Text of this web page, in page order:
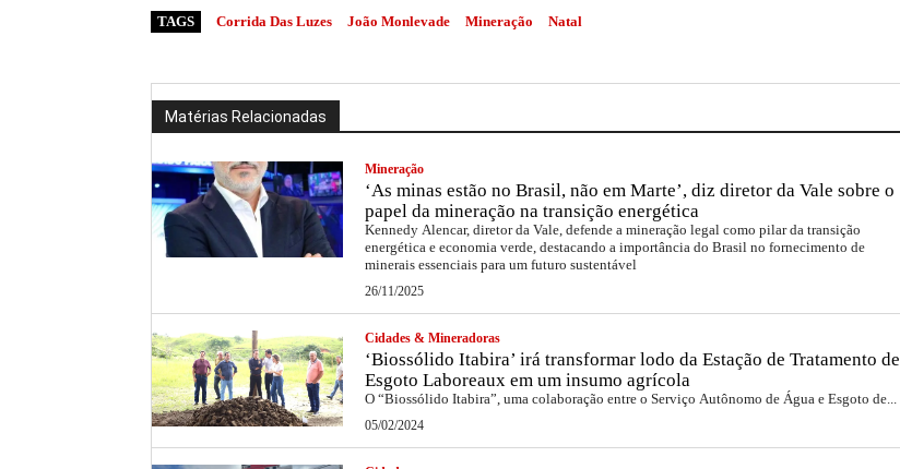
TAGS Corrida Das Luzes João Monlevade Mineração Natal
Matérias Relacionadas
Mineração
‘As minas estão no Brasil, não em Marte’, diz diretor da Vale sobre o
papel da mineração na transição energética
Kennedy Alencar, diretor da Vale, defende a mineração legal como pilar da transição
energética e economia verde, destacando a importância do Brasil no fornecimento de
minerais essenciais para um futuro sustentável
26/11/2025
Cidades & Mineradoras
‘Biossólido Itabira’ irá transformar lodo da Estação de Tratamento de
Esgoto Laboreaux em um insumo agrícola
O “Biossólido Itabira”, uma colaboração entre o Serviço Autônomo de Água e Esgoto de...
05/02/2024